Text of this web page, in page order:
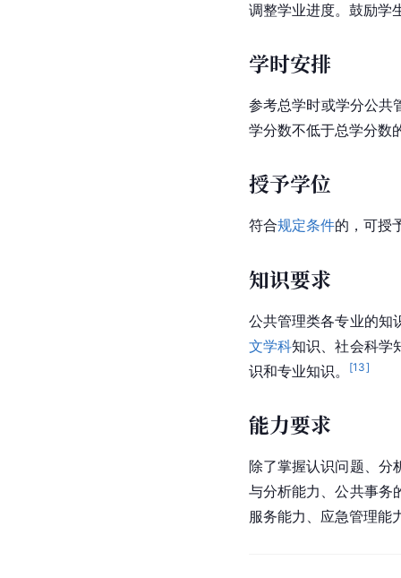
调整学业进度。鼓励学
学时安排
参考总学时或学分公共
学分数不低于总学分数
授予学位
符合规定条件的，可授
知识要求
公共管理类各专业的知
文学科知识、社会科学
识和专业知识。
[13]
能力要求
除了掌握认识问题、分
与分析能力、公共事务
服务能力、应急管理能